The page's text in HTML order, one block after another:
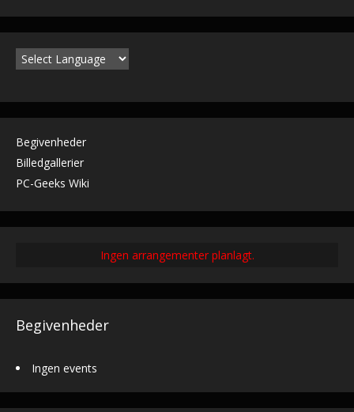
Begivenheder
Billedgallerier
PC-Geeks Wiki
Ingen arrangementer planlagt.
Begivenheder
Ingen events